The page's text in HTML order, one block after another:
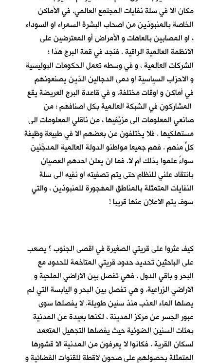
مكان الا في سلة نفايات المجتمع العالمي. في الأماكن
الخاصة بالمنبوذين من اصحاب البشرة السمراء او السوداء
، او المصابين بالعاهات و الأمراض أو المعترضين على
الانظمة العالمية الراقية . فنجد في قمة البرج هذا ؛
الشركات العالمية ، و في وسطه تعمل الحكومات البوليسية
و الاحزاب السياسية او دمى الدجالين الذين يصنعونهم
في أماكن و اوقات مختلفة. و في قاعدة البرج العريضة يقع
المشاركون في الشبكة العالمية بكل اصنافهم ؛ من
صانعي المعلومات الى مزيِّفيها ، من ناقلي المعلومات الى
مستهلكيها . فلا يختلفون عن بعضهم الا في طبيعة وظيفة
كلٍّ منهم . فهم جميعا مواطنو الدولة العالمية المدجَّنين
سواءً علموا بذلك أم لا. فما ان يعلن احدهم العصيان
بانتقاد علني للنظام حتى يتم تصفيته او نفيه الى سلة
النفايات المتمثلة بالمناطق المهجورة للمنبوذين ، والتي
سوف يتم الاعلان عنها قريبا !
كيف عثروا على قريتي الصغيرة في اقصى الجنوب ؟ يصعب
على الباحثين تحديد حدود قريتي المتاخمة للحدود مع
البحر و باقي الدول . فهي تفصل بين الاراضي الملحية و
الاراضي الزراعية. و هي تفصل بين البحر و اليابسة التي لم
يصلها الماء العذب منذ سنين طويلة. لا يفصلها سوى
عبور الجسر عن مركز المدينة ، لكنها بعيدة عن المدنية
بمئات السنين الضوئية حيث يفصلها التجهيل المتعمد
لسكان القرية . فكانوا لا يعرفون من المدنية الا قشورها
المتمثلة بحصولهم على صحون لاقطة للقنوات الفضائية و